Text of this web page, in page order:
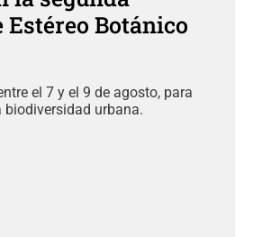
Estéreo Botánico
el 7 y el 9 de agosto, para
biodiversidad urbana.